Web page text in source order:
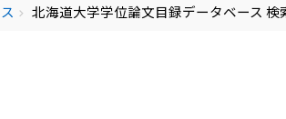
chevron_right 北海道大学学位論文目録データベース 検